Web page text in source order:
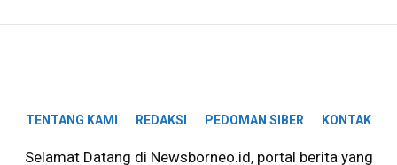
TENTANG KAMI REDAKSI PEDOMAN SIBER KONTAK
Selamat Datang di Newsborneo.id, portal berita yang